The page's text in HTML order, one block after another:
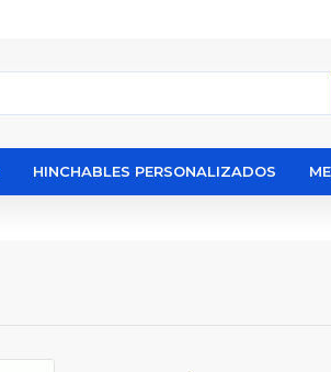
HINCHABLES PERSONALIZADOS